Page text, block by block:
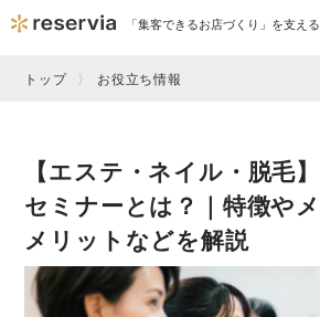
「集客できるお店づくり」を支える
トップ お役立ち情報
【エステ・ネイル・脱毛
セミナーとは？｜特徴や
メリットなどを解説